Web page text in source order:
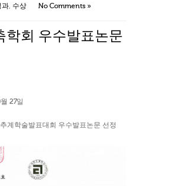
과 수상 No Comments »
학회 우수발표논문
27일
계학술발표대회 우수발표논문 선정